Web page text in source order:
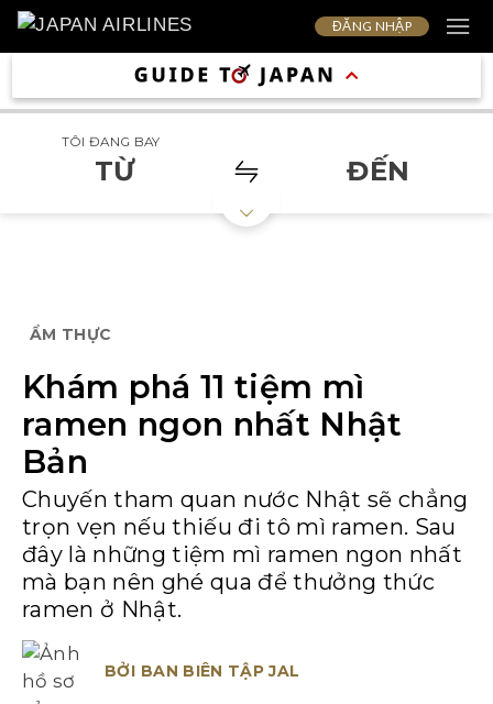
ĐĂNG NHẬP
TÔI ĐANG BAY
TỪ ĐẾN
ẨM THỰC
Khám phá 11 tiệm mì
ramen ngon nhất Nhật
Bản
Chuyến tham quan nước Nhật sẽ chẳng
trọn vẹn nếu thiếu đi tô mì ramen. Sau
đây là những tiệm mì ramen ngon nhất
mà bạn nên ghé qua để thưởng thức
ramen ở Nhật.
BỞI BAN BIÊN TẬP JAL